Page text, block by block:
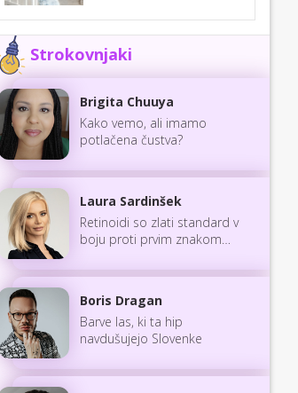
Strokovnjaki
Brigita Chuuya
Kako vemo, ali imamo
potlačena čustva?
Laura Sardinšek
Retinoidi so zlati standard v
boju proti prvim znakom
Boris Dragan
Barve las, ki ta hip
navdušujejo Slovenke